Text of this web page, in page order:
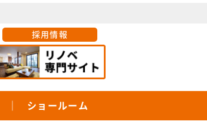
採用情報
ショールーム